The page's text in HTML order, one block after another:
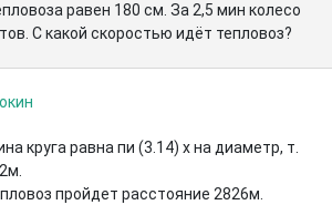
равен 180 см. За 2,5 мин колесо
С какой скоростью идёт тепловоз?
круга равна пи (3.14) х на диаметр, т.
пройдет расстояние 2826м.